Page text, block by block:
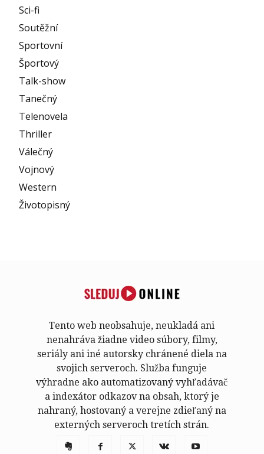
Sci-fi
Soutěžní
Sportovní
Športový
Talk-show
Tanečný
Telenovela
Thriller
Válečný
Vojnový
Western
Životopisný
Tento web neobsahuje, neukladá ani
nenahráva žiadne video súbory, filmy,
seriály ani iné autorsky chránené diela na
svojich serveroch. Služba funguje
výhradne ako automatizovaný vyhľadávač
a indexátor odkazov na obsah, ktorý je
nahraný, hostovaný a verejne zdieľaný na
externých serveroch tretích strán.